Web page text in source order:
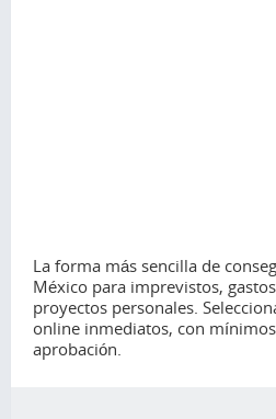
La forma más sencilla de
México para imprevistos,
proyectos personales.
online inmediatos, con
aprobación.